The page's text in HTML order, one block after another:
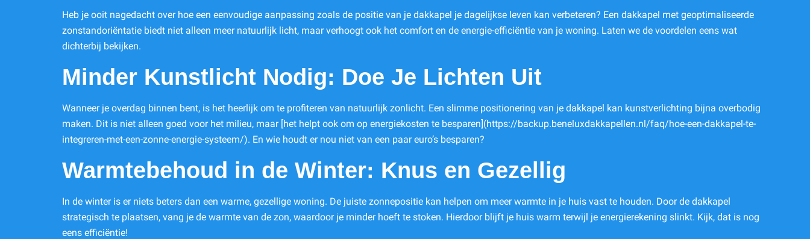
Heb je ooit nagedacht over hoe een eenvoudige aanpassing zoals de positie van je dakkapel je dagelijkse leven kan verbeteren? Een dakkapel met geoptimaliseerde
zonstandoriëntatie biedt niet alleen meer natuurlijk licht, maar verhoogt ook het comfort en de energie-efficiëntie van je woning. Laten we de voordelen eens wat
dichterbij bekijken.
Minder Kunstlicht Nodig: Doe Je Lichten Uit
Wanneer je overdag binnen bent, is het heerlijk om te profiteren van natuurlijk zonlicht. Een slimme positionering van je dakkapel kan kunstverlichting bijna overbodig
maken. Dit is niet alleen goed voor het milieu, maar [het helpt ook om op energiekosten te besparen](https://backup.beneluxdakkapellen.nl/faq/hoe-een-dakkapel-te-
integreren-met-een-zonne-energie-systeem/). En wie houdt er nou niet van een paar euro’s besparen?
Warmtebehoud in de Winter: Knus en Gezellig
In de winter is er niets beters dan een warme, gezellige woning. De juiste zonnepositie kan helpen om meer warmte in je huis vast te houden. Door de dakkapel
strategisch te plaatsen, vang je de warmte van de zon, waardoor je minder hoeft te stoken. Hierdoor blijft je huis warm terwijl je energierekening slinkt. Kijk, dat is nog
eens efficiëntie!